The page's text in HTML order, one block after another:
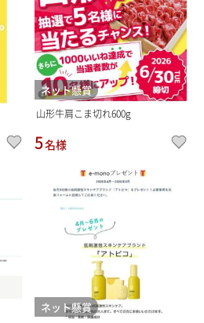
ネット懸賞
山形牛肩こま切れ600g
5名様
ネット懸賞